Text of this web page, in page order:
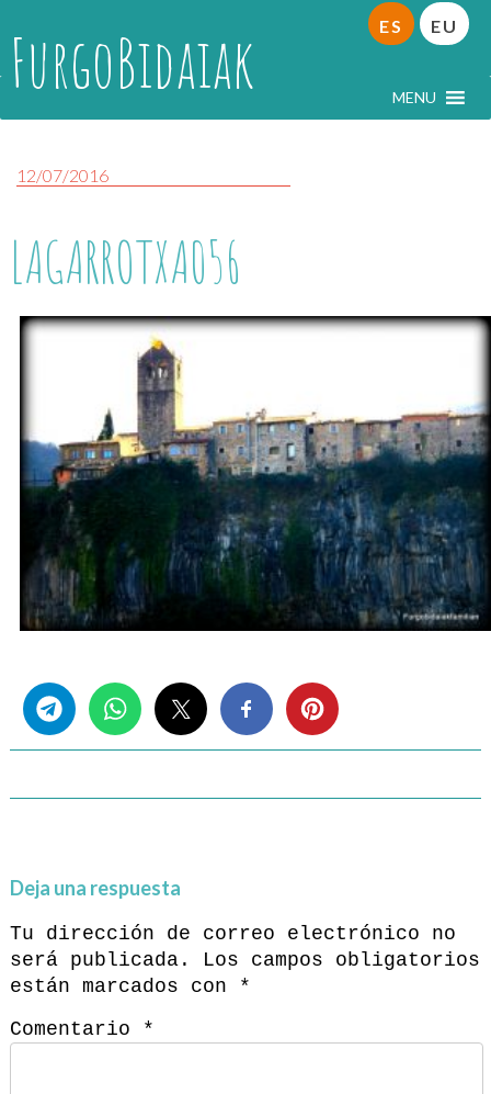
FurgoBidaiak MENU
ES EU
12/07/2016
LAGARROTXA056
Deja una respuesta
Tu dirección de correo electrónico no
será publicada.
Los campos obligatorios
están marcados con
*
Comentario
*